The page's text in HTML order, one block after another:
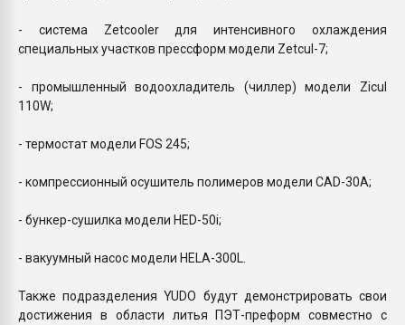
- система Zetcooler для интенсивного охлаждения
специальных участков прессформ модели Zetcul-7;
- промышленный водоохладитель (чиллер) модели Zicul
110W;
- термостат модели FOS 245;
- компрессионный осушитель полимеров модели CAD-30A;
- бункер-сушилка модели HED-50i;
- вакуумный насос модели HELA-300L.
Также подразделения YUDO будут демонстрировать свои
достижения в области литья ПЭТ-преформ совместно с